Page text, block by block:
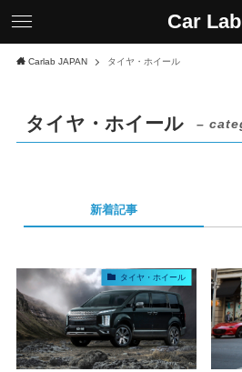
Car Lab
Carlab JAPAN タイヤ・ホイール
タイヤ・ホイール –
新着記事
タイヤ・ホイール